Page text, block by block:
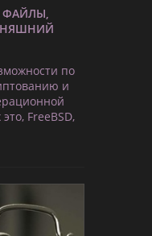
ФАЙЛЫ,
по
и
FreeBSD,